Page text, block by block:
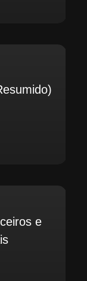
e